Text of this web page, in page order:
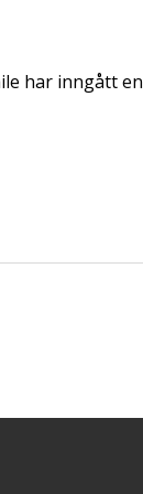
har inngått en